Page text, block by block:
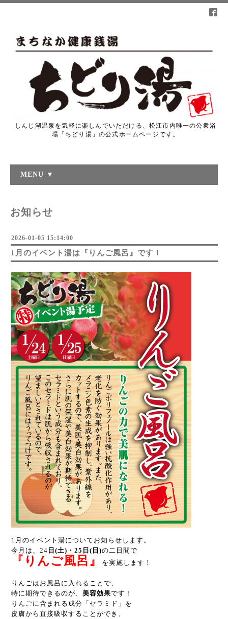
しんじ湖温泉を気軽に楽しんでいただける、松江市内唯一の公衆浴
場「ちどり湯」の公式ホームページです。
MENU ▼
お知らせ
2026-01-05 15:14:00
1月のイベント湯は『りんご風呂』です！
1月のイベント湯についてお知らせします。
今月は、24 日(土)・25日(日)の二日間で
『りんご風呂』 を実施します！
りんごはお風呂に入れることで、
特に期待できるのが、 美容効果です ！
りんごに含まれる成分「セラミド」を
皮膚から直接吸収することができ、